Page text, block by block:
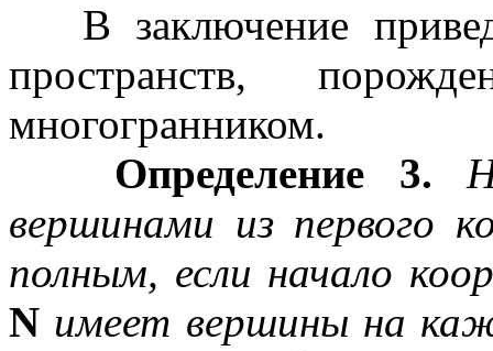
В заключение
пространств,
многогранником.
Определение 3.
вершинами из первого
полным, если начало
N имеет вершины на